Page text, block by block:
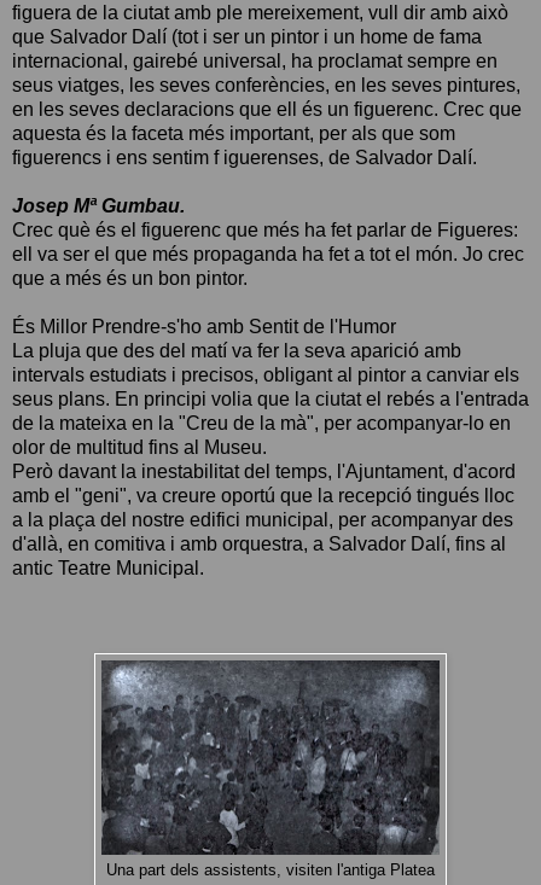
figuera de la ciutat amb ple mereixement, vull dir amb això
que Salvador Dalí (tot i ser un pintor i un home de fama
internacional, gairebé universal, ha proclamat sempre en
seus viatges, les seves conferències, en les seves pintures,
en les seves declaracions que ell és un figuerenc. Crec que
aquesta és la faceta més important, per als que som
figuerencs i ens sentim f iguerenses, de Salvador Dalí.
Josep Mª Gumbau.
Crec què és el figuerenc que més ha fet parlar de Figueres:
ell va ser el que més propaganda ha fet a tot el món. Jo crec
que a més és un bon pintor.
És Millor Prendre-s'ho amb Sentit de l'Humor
La pluja que des del matí va fer la seva aparició amb
intervals estudiats i precisos, obligant al pintor a canviar els
seus plans. En principi volia que la ciutat el rebés a l'entrada
de la mateixa en la "Creu de la mà", per acompanyar-lo en
olor de multitud fins al Museu.
Però davant la inestabilitat del temps, l'Ajuntament, d'acord
amb el "geni", va creure oportú que la recepció tingués lloc
a la plaça del nostre edifici municipal, per acompanyar des
d'allà, en comitiva i amb orquestra, a Salvador Dalí, fins al
antic Teatre Municipal.
Una part dels assistents, visiten l'antiga Platea